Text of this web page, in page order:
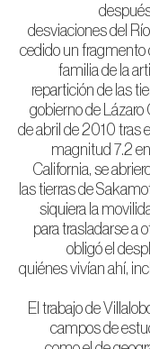
desviaciones del
cedido un fragmento
familia de la
repartición de las
gobierno de Lázaro
de abril de 2010 tras
magnitud 7.2
California, se
las tierras de
siquiera la
para trasladarse a
obligó el
quiénes vivían ahí,
El trabajo de
campos de